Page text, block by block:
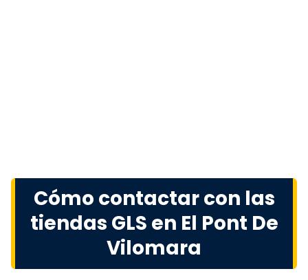
Cómo contactar con las
tiendas GLS en El Pont De
Vilomara